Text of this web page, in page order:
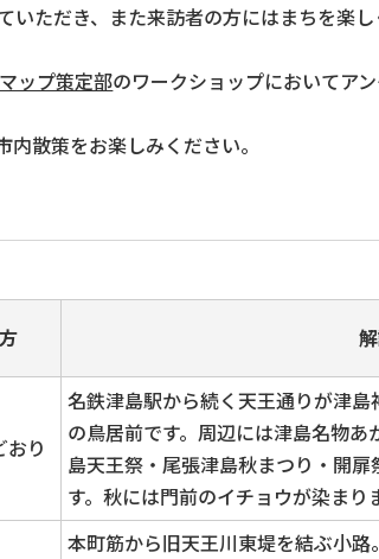
ただき、また来訪者の方にはまちを楽
ップ策定部のワークショップにおいてア
散策をお楽しみください。
おり
名鉄津島駅から続く天王通りが津
の鳥居前です。周辺には津島名物
島天王祭・尾張津島秋まつり・開
す。秋には門前のイチョウが染まり
本町筋から旧天王川東堤を結ぶ小